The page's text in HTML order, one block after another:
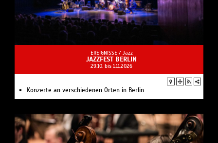
EREIGNISSE / Jazz
JAZZFEST BERLIN
29.10. bis 1.11.2026
Konzerte an verschiedenen Orten in Berlin